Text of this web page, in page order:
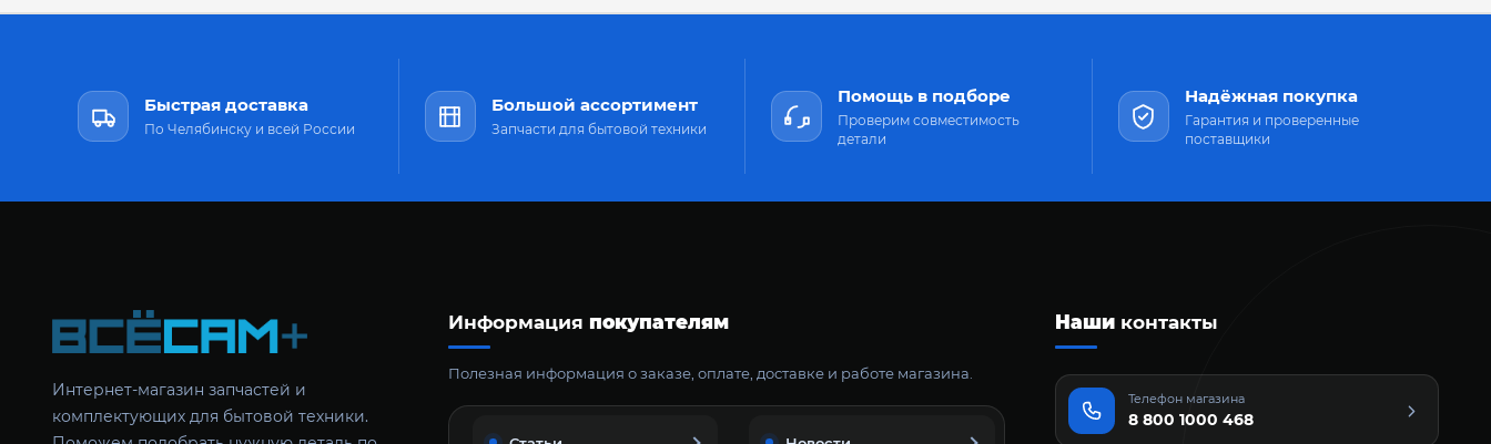
Быстрая доставка
По Челябинску и всей России
Большой ассортимент
Запчасти для бытовой техники
Помощь в подборе
Проверим совместимость
детали
Надёжная покупка
Гарантия и проверенные
поставщики
Интернет-магазин запчастей и
комплектующих для бытовой техники.
Информация покупателям
Полезная информация о заказе, оплате, доставке и работе магазина.
Нашиконтакты
Телефон магазина
8 800 1000 468